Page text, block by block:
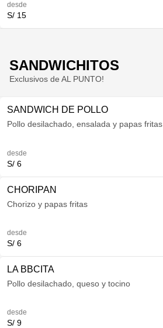
desde
S/ 15
SANDWICHITOS
Exclusivos de AL PUNTO!
SANDWICH DE POLLO
Pollo desilachado, ensalada y papas fritas
desde
S/ 6
CHORIPAN
Chorizo y papas fritas
desde
S/ 6
LA BBCITA
Pollo desilachado, queso y tocino
desde
S/ 9